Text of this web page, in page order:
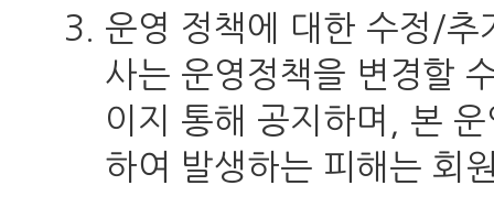
운영 정책에 대한 수정/
사는 운영정책을 변경할
이지 통해 공지하며, 본
하여 발생하는 피해는 회